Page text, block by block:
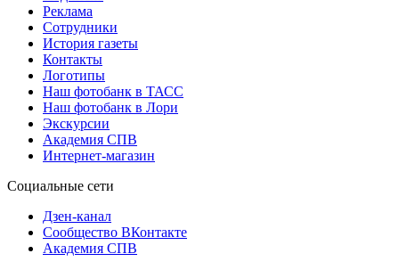
Реклама
Сотрудники
История газеты
Контакты
Логотипы
Наш фотобанк в ТАСС
Наш фотобанк в Лори
Экскурсии
Академия СПВ
Интернет-магазин
Социальные сети
Дзен-канал
Сообщество ВКонтакте
Академия СПВ